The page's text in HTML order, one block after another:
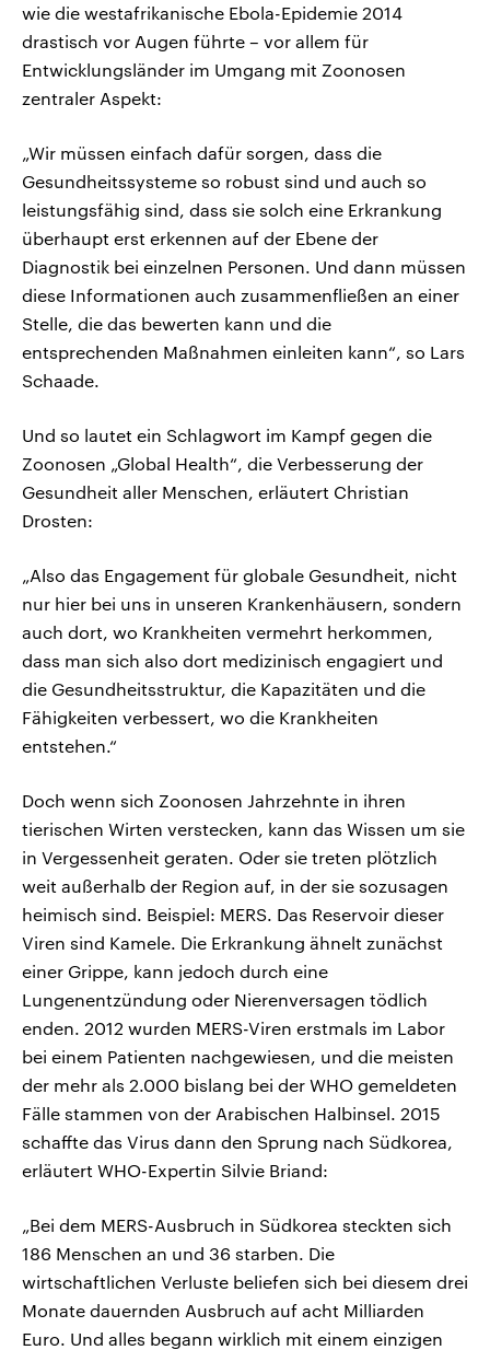
wie die westafrikanische Ebola-Epidemie 2014
drastisch vor Augen führte – vor allem für
Entwicklungsländer im Umgang mit Zoonosen
zentraler Aspekt:
„Wir müssen einfach dafür sorgen, dass die
Gesundheitssysteme so robust sind und auch so
leistungsfähig sind, dass sie solch eine Erkrankung
überhaupt erst erkennen auf der Ebene der
Diagnostik bei einzelnen Personen. Und dann müssen
diese Informationen auch zusammenfließen an einer
Stelle, die das bewerten kann und die
entsprechenden Maßnahmen einleiten kann“, so Lars
Schaade.
Und so lautet ein Schlagwort im Kampf gegen die
Zoonosen „Global Health“, die Verbesserung der
Gesundheit aller Menschen, erläutert Christian
Drosten:
„Also das Engagement für globale Gesundheit, nicht
nur hier bei uns in unseren Krankenhäusern, sondern
auch dort, wo Krankheiten vermehrt herkommen,
dass man sich also dort medizinisch engagiert und
die Gesundheitsstruktur, die Kapazitäten und die
Fähigkeiten verbessert, wo die Krankheiten
entstehen.“
Doch wenn sich Zoonosen Jahrzehnte in ihren
tierischen Wirten verstecken, kann das Wissen um sie
in Vergessenheit geraten. Oder sie treten plötzlich
weit außerhalb der Region auf, in der sie sozusagen
heimisch sind. Beispiel: MERS. Das Reservoir dieser
Viren sind Kamele. Die Erkrankung ähnelt zunächst
einer Grippe, kann jedoch durch eine
Lungenentzündung oder Nierenversagen tödlich
enden. 2012 wurden MERS-Viren erstmals im Labor
bei einem Patienten nachgewiesen, und die meisten
der mehr als 2.000 bislang bei der WHO gemeldeten
Fälle stammen von der Arabischen Halbinsel. 2015
schaffte das Virus dann den Sprung nach Südkorea,
erläutert WHO-Expertin Silvie Briand:
„Bei dem MERS-Ausbruch in Südkorea steckten sich
186 Menschen an und 36 starben. Die
wirtschaftlichen Verluste beliefen sich bei diesem drei
Monate dauernden Ausbruch auf acht Milliarden
Euro. Und alles begann wirklich mit einem einzigen